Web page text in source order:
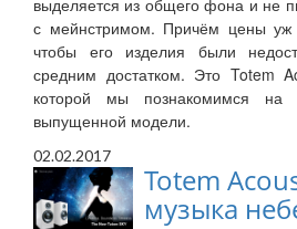
выделяется из общего фона и не
с мейнстримом. Причём цены уж
чтобы его изделия были
средним достатком. Это Totem
которой мы познакомимся на
выпущенной модели.
02.02.2017
Totem
музыка